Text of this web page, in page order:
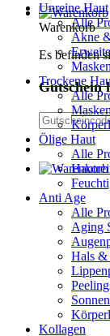
Warenkorb
Es befinden
Gutschein
Unreine Haut
Alle
Akne
Masken
Trockene
Alle
Ölige Haut
Alle
Anti Age
Alle
Aging
Hals &
Kollagen